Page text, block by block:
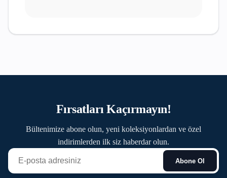
Fırsatları Kaçırmayın!
Bültenimize abone olun, yeni koleksiyonlardan ve özel
indirimlerden ilk siz haberdar olun.
Abone Ol